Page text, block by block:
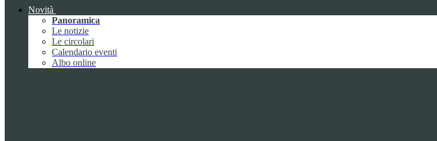
Novità
Panoramica
Le notizie
Le circolari
Calendario eventi
Albo online